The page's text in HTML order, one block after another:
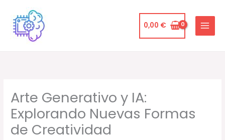
contenido
0,00 €
Arte Generativo y IA:
Explorando Nuevas Formas
de Creatividad